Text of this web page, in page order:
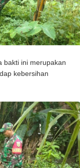
bakti ini merupakan
kebersihan